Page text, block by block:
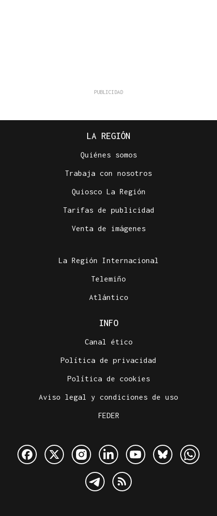
LA REGIÓN
Quiénes somos
Trabaja con nosotros
Quiosco La Región
Tarifas de publicidad
Venta de imágenes
La Región Internacional
Telemiño
Atlántico
INFO
Canal ético
Política de privacidad
Política de cookies
Aviso legal y condiciones de uso
FEDER